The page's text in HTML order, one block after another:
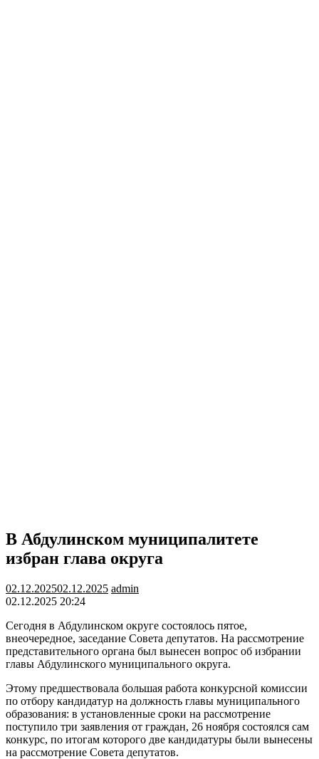
В Абдулинском муниципалитете
избран глава округа
02.12.202502.12.2025 admin
02.12.2025 20:24
Сегодня в Абдулинском округе состоялось пятое,
внеочередное, заседание Совета депутатов. На рассмотрение
представительного органа был вынесен вопрос об избрании
главы Абдулинского муниципального округа.
Этому предшествовала большая работа конкурсной комиссии
по отбору кандидатур на должность главы муниципального
образования: в установленные сроки на рассмотрение
поступило три заявления от граждан, 26 ноября состоялся сам
конкурс, по итогам которого две кандидатуры были вынесены
на рассмотрение Совета депутатов.